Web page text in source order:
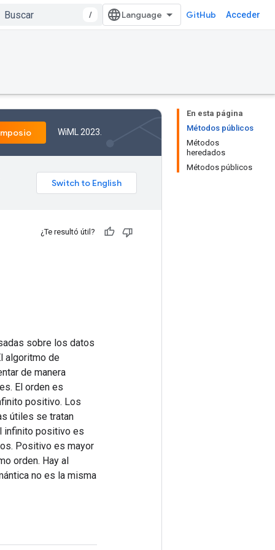
/ GitHub Acceder
En esta página
Métodos públicos
Métodos
heredados
Métodos públicos
WiML 2023.
¿Te resultó útil?
sobre los datos
algoritmo de
de manera
El orden es
positivo. Los
útiles se tratan
infinito positivo es
Positivo es mayor
orden. Hay al
no es la misma